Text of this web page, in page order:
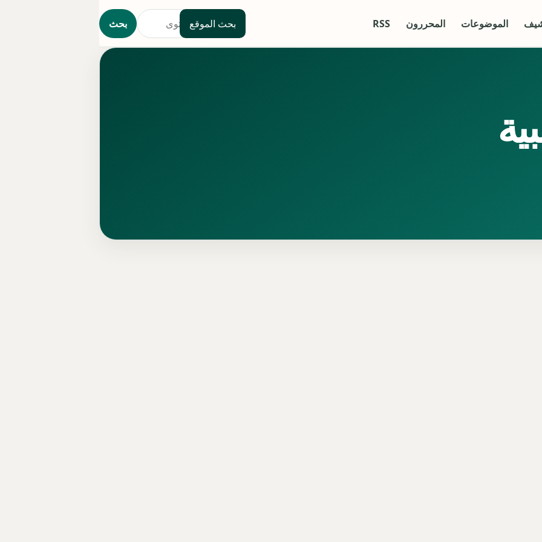
الموضوعات المحررون RSS بحث الموقع بحث